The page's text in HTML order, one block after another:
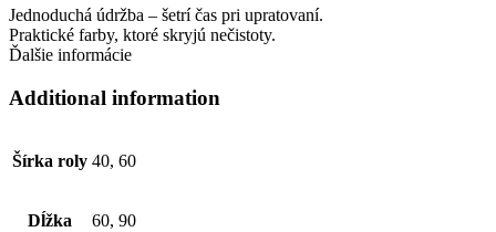
Jednoduchá údržba – šetrí čas pri upratovaní.
Praktické farby, ktoré skryjú nečistoty.
Ďalšie informácie
Additional information
Šírka roly 40, 60
Dĺžka 60, 90